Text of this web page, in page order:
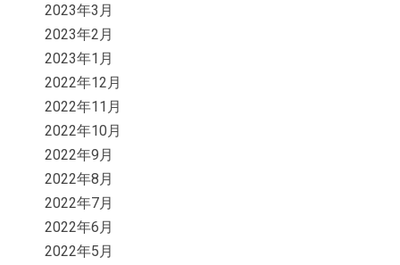
2023年3月
2023年2月
2023年1月
2022年12月
2022年11月
2022年10月
2022年9月
2022年8月
2022年7月
2022年6月
2022年5月